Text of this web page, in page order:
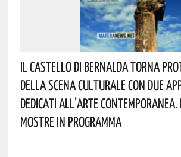
Il Castello Di Bernalda Torna
Della Scena Culturale Con Due
Dedicati All’arte Contemporanea.
Mostre In Programma